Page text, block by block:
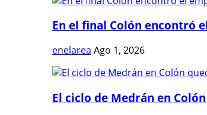
En el final Colón encontró
enelarea Ago 1, 2026
El ciclo de Medrán en